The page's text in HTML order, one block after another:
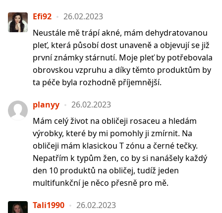
Efi92
26.02.2023
Neustále mě trápí akné, mám dehydratovanou
pleť, která působí dost unaveně a objevují se již
první známky stárnutí. Moje pleť by potřebovala
obrovskou vzpruhu a díky těmto produktům by
ta péče byla rozhodně příjemnější.
planyy
26.02.2023
Mám celý život na obličeji rosaceu a hledám
výrobky, které by mi pomohly ji zmírnit. Na
obličeji mám klasickou T zónu a černé tečky.
Nepatřím k typům žen, co by si nanášely každý
den 10 produktů na obličej, tudíž jeden
multifunkční je něco přesně pro mě.
Tali1990 26.02.2023